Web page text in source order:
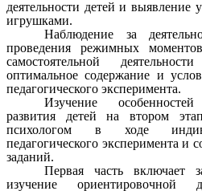
деятельности детей и выявление
игрушками.
Наблюдение за
проведения режимных
самостоятельной
оптимальное содержание и
педагогического эксперимента.
Изучение особенностей
развития детей на втором
психологом в ходе
педагогического эксперимента и
заданий.
Первая часть включает
изучение ориентировочной